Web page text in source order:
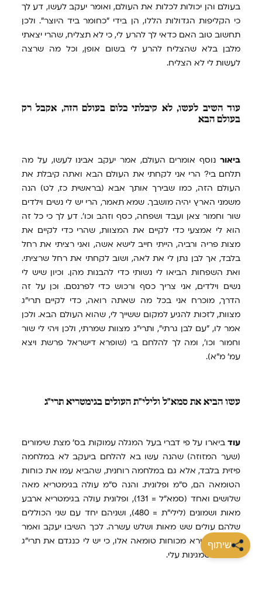
שיתוף
בעולם והן יכולות לכלות את העולם, ואומר יעקב לעשו, דע לך
כי הקליפות הגדולות הללו, הן בידי "כחומר ביד היוצר". ולכן
תחשוב טוב האם כדאי לך להרע לי, כי לא תצליח, שהרי יצאתי
מלבן בלא שהצליח להרע לי בשום אופן, וכל מה שרצה
לעשות לי לא הצליח.
עוד השיב לעשו, לא קיבלתי כלום בעולם הזה, אקבל רק
בעולם הבא
ביאור נוסף אומרים העולם, אמר יעקב אבינו לעשו, על מה
תלחם בי? הרי אני לקחתי את העולם הבא ואתה קיבלת את
העולם הזה, כמו שבירך אותך אבא (בראשית כז, לט) הנה
משמני הארץ יהיה מושבך. שמא תאמר, הרי יש לי נשים וילדים
שור וחמור צאן ועבד ושפחה, כסף וזהב וכו'. דע לך כי כל זה
הוא לי אמצעי כדי לקיים את המצוות, שהרי כדי לקיים את
מצות פריה ורביה, הייתי חייב לישא אשה, ואני רציתי את רחל
בלבד, אך לבן נתן לי את לאה, ושוב לקחתי את רחל שרציתי.
ואת השפחות הביאו לי נשותי כדי להבנות מהן. וכיון שיש לי
נשים וילדים, אני צריך כסף ורכוש כדי לפרנסם. וכן על זה
הדרך, מוכרח אני בכל מה שאתה רואה, כדי לקיים תרי"ג
מצוות, לזכות להגיע למקום ששייך לי, שהוא העולם הבא. ולכן
אמר לו, "עם לבן גרתי", ותרי"ג מצוות שמרתי, ולכן ויהי לי שור
וחמור וכו', ומה לך להלחם בי (שופרא דישראל פרשת ויצא
עמ' מ"א).
עשו הביא את סמא"ל ולילי"ת העולים בגימטריא תרי"ג
עוד ביארו על פי דברי בעל המגלה עמוקות בס' מצת שימורים
(שער המזוזה) שהנה עשו בא להלחם ביעקב לא במלחמה
פיזית בלבד, אלא גם במלחמה רוחנית, שהביא עמו את כוחות
הטומאה הם, ס"מ ופלונית. והנה ס"מ עולה בגימטריא מאה
שלושים ואחד (סמא"ל = 131), ופלונית עולה בגימטריא ארבע
מאות ושמונים (לילי"ת = 480), ושניהם יחד עם שני הכוללים
שלהם עולים שש מאות ושלש עשרה. לכך השיבו יעקב ואמר
לו, איני מתירא מכוחות טומאה אלו, כי יש לי כנגדם את תרי"ג
המצוות שמגינות עלי.